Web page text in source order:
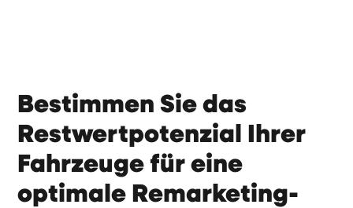
Bestimmen Sie das
Restwertpotenzial Ihrer
Fahrzeuge für eine
optimale Remarketing-